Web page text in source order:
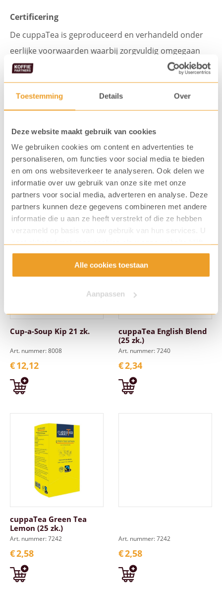
Toestemming Details Over
Deze website maakt gebruik van cookies
We gebruiken cookies om content en advertenties te
personaliseren, om functies voor social media te bieden
en om ons websiteverkeer te analyseren. Ook delen we
informatie over uw gebruik van onze site met onze
partners voor social media, adverteren en analyse. Deze
partners kunnen deze gegevens combineren met andere
informatie die u aan ze heeft verstrekt of die ze hebben
verzameld op basis van uw gebruik van hun services. U
gaat akkoord met onze cookies als u onze website blijft
gebruiken.
Alle cookies toestaan
Aanpassen
9
smaken
aantal
Certificering
De cuppaTea is geproduceerd en verhandeld onder
eerlijke voorwaarden waarbij zorgvuldig omgegaan
wordt met mensen en het milieu.
Vaak gekocht samen met...
Cup-a-Soup Kip 21 zk.
Art. nummer: 8008
€12,12
cuppaTea English Blend
(25 zk.)
Art. nummer: 7240
€2,34
cuppaTea Green Tea
Lemon (25 zk.)
Art. nummer: 7242
€2,58
Art. nummer: 7242
€2,58